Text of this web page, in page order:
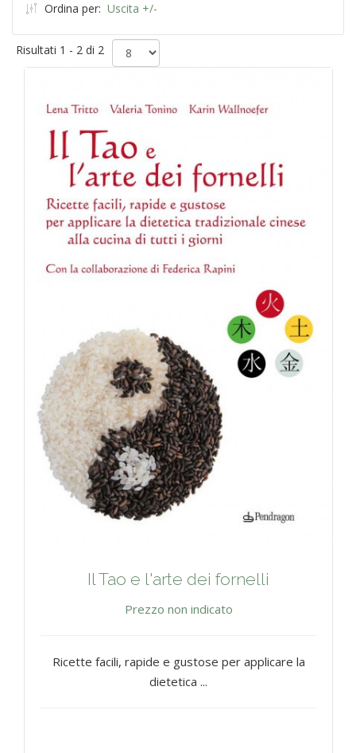
Ordina per: Uscita +/-
Risultati 1 - 2 di 2
Il Tao e l'arte dei fornelli
Prezzo non indicato
Ricette facili, rapide e gustose per applicare la
dietetica ...